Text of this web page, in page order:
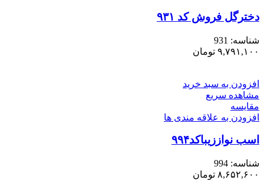
دخترگل فروش کد ۹۳۱
شناسه: 931
۹,۷۹۱,۱۰۰ تومان
افزودن به سبد خرید
مشاهده سریع
مقایسه
افزودن به علاقه مندی ها
اسب نواززیباکد۹۹۴
شناسه: 994
۸,۶۵۲,۶۰۰ تومان